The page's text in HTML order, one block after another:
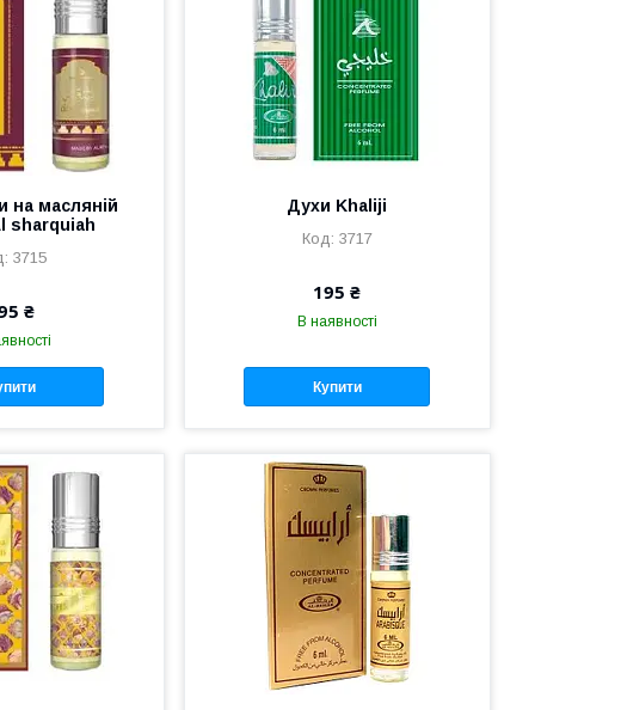
на масляній
sharquiah
3715
₴
Духи Khaliji
3717
195 ₴
В наявності
Купити